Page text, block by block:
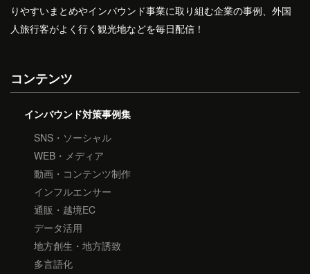
りやすいまとめやインバウンド事業に取り組む企業の事例、外国
人旅行客がよく行く観光地などを毎日配信！
コンテンツ
インバウンド対策事例集
SNS・ソーシャル
WEB・メディア
動画・コンテンツ制作
インフルエンサー
通販・越境EC
データ活用
地方創生・地方誘致
多言語化